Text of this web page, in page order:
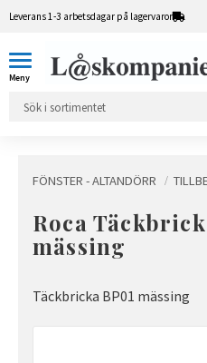
Leverans 1-3 arbetsdagar på lagervaror
FÖNSTER - ALTANDÖRR
Roca
mässing
Täckbricka BP01 mässing